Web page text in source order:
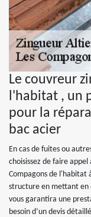
Le couvreur
l'habitat , un
pour la
bac acier
En cas de fuites ou
choisissez de faire
Compagons de l'habitat
structure en mettant en
vous garantira une
besoin d’un devis